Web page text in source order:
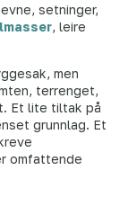
setninger,
, leire
men
terrenget,
Et lite tiltak på
grunnlag. Et
omfattende